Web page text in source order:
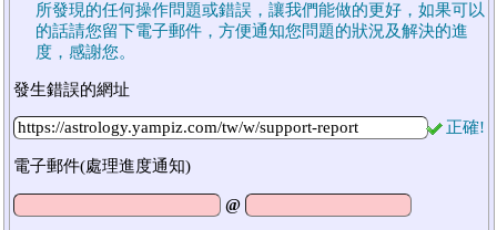
所發現的任何操作問題或錯誤，讓我們能做的更好，如果可以
的話請您留下電子郵件，方便通知您問題的狀況及解決的進
度，感謝您。
發生錯誤的網址
正確!
電子郵件(處理進度通知)
@